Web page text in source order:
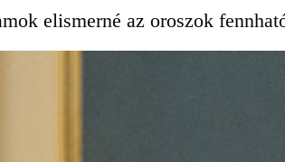
elismerné az oroszok